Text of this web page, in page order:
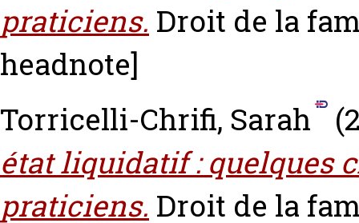
praticiens. Droit de la
headnote]
Torricelli-Chrifi, Sarah
état liquidatif : quelques
praticiens. Droit de la